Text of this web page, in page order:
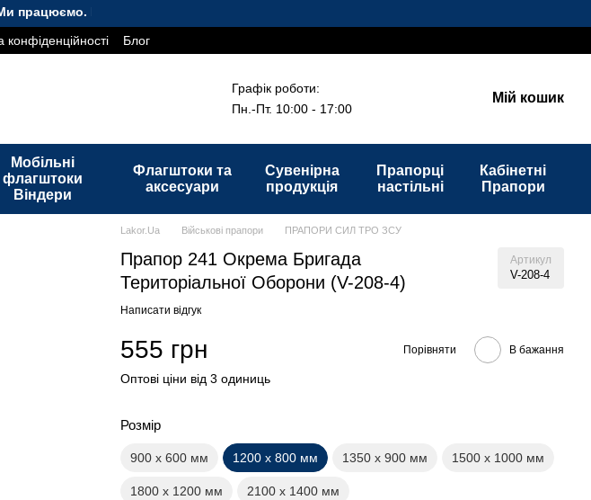
Все буде Україна!
конфіденційності Блог
Графік роботи:
Пн.-Пт. 10:00 - 17:00
Мій кошик
Мобільні
флагштоки
Віндери
Флагштоки та
аксесуари
Сувенірна
продукція
Прапорці
настільні
Кабінетні
Прапори
Lakor.Ua Військові прапори ПРАПОРИ СИЛ ТРО ЗСУ
Прапор 241 Окрема Бригада
Територіальної Оборони (V-208-4)
Артикул
V-208-4
Написати відгук
555 грн Порівняти В бажання
Оптові ціни від 3 одиниць
Розмір
900 х 600 мм 1200 х 800 мм 1350 х 900 мм 1500 х 1000 мм
1800 х 1200 мм 2100 х 1400 мм